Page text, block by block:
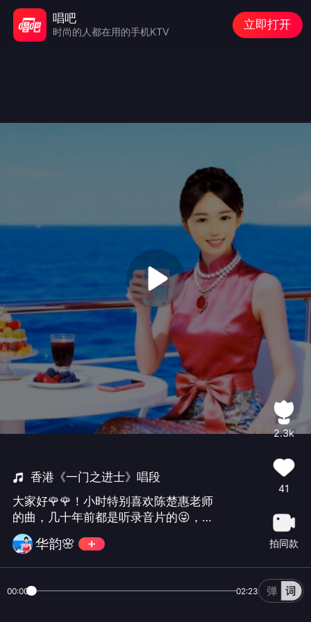
香港《一门之进士》唱段
大家好🌹🌹！小时特别喜欢陈楚惠老师
的曲，几十年前都是听录音片的😜，老
了才来学唱😃😊，感谢【心如】美女辛
苦上传伴奏❤ ！配个视频，谢谢欣赏和
聆听🍵🍵🍵🍵💖💖💖💖😃😃
华韵🌸
2.3k
41
拍同款
00:00 02:23
唱吧
时尚的人都在用的手机KTV
立即打开